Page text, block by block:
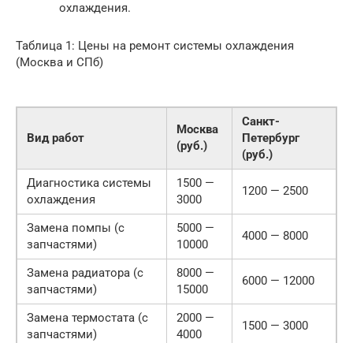
охлаждения.
Таблица 1: Цены на ремонт системы охлаждения
(Москва и СПб)
Вид работ
Москва
(руб.)
Санкт-
Петербург
(руб.)
Диагностика системы
охлаждения
1500 —
3000
1200 — 2500
Замена помпы (с
запчастями)
5000 —
10000
4000 — 8000
Замена радиатора (с
запчастями)
8000 —
15000
6000 — 12000
Замена термостата (с
запчастями)
2000 —
4000
1500 — 3000